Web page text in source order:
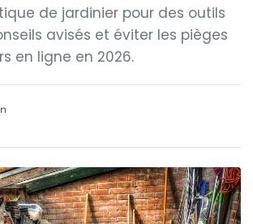
de jardinier pour des outils
avisés et éviter les pièges
en ligne en 2026.